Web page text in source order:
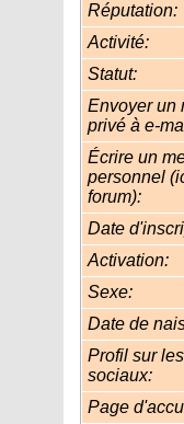
Réputation:
Activité:
Statut:
Envoyer un
privé à e-
Écrire un
personnel
forum):
Date
Activation:
Sexe:
Date de
Profil sur
sociaux:
Page